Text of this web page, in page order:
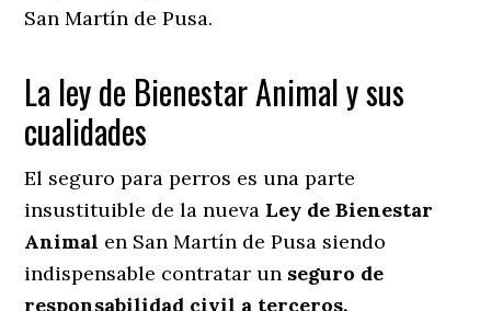
San Martín de Pusa.
La ley de Bienestar Animal y sus
cualidades
El seguro para perros es una parte
insustituible de la nueva Ley de Bienestar
Animal en San Martín de Pusa siendo
indispensable contratar un seguro de
responsabilidad civil a terceros.